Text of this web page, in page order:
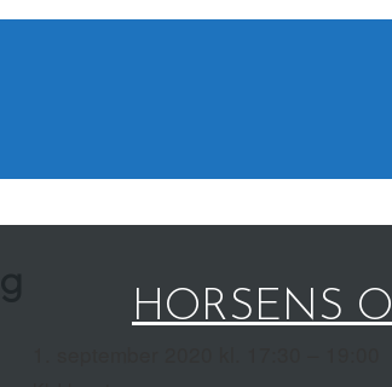
HORSENS